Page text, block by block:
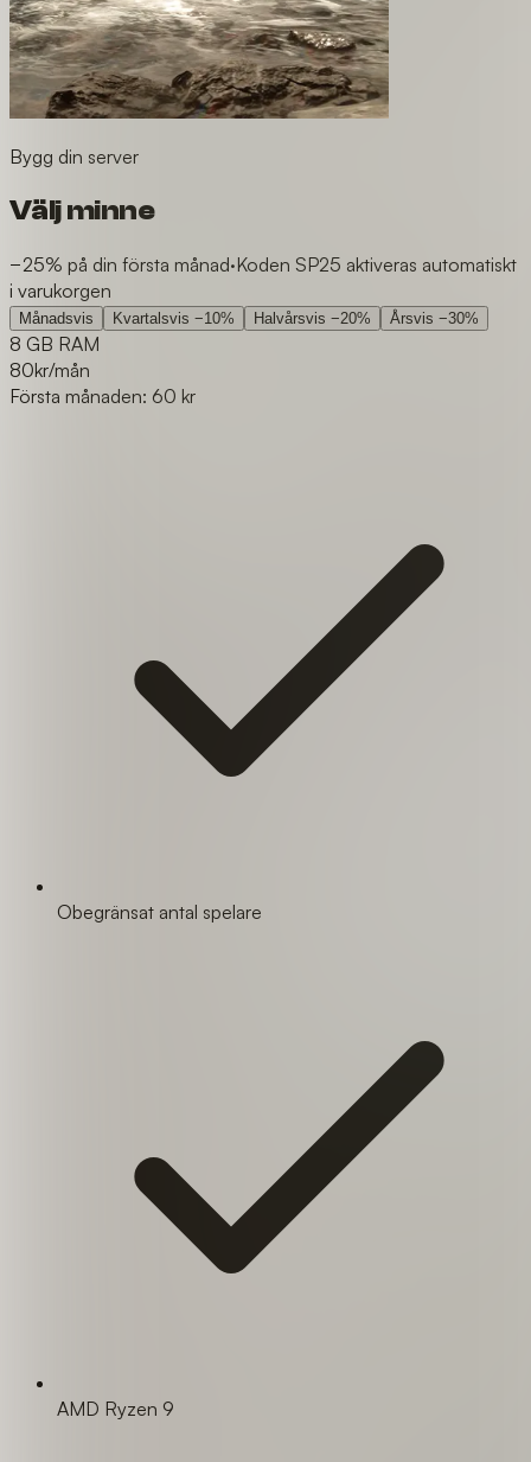
Bygg din server
Välj minne
−25% på din första månad·Koden SP25 aktiveras automatiskt
i varukorgen
Månadsvis Kvartalsvis −10% Halvårsvis −20% Årsvis −30%
8 GB RAM
80kr/mån
Första månaden: 60 kr
Obegränsat antal spelare
AMD Ryzen 9